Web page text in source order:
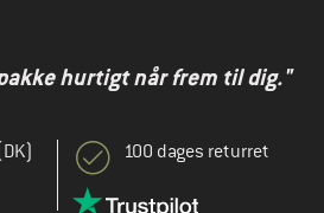
hurtigt når frem til dig."
100 dages returret